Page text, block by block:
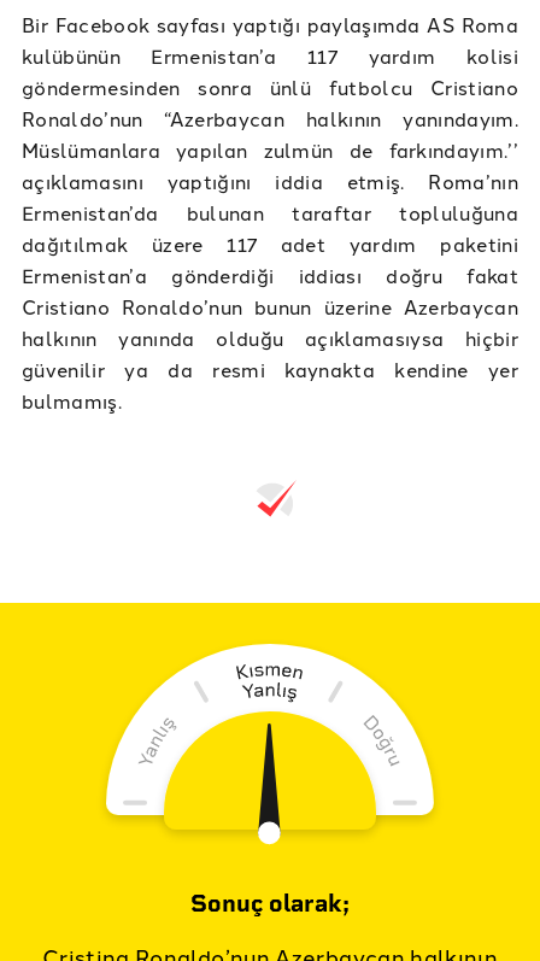
Bir Facebook sayfası yaptığı paylaşımda AS Roma
kulübünün Ermenistan’a 117 yardım kolisi
göndermesinden sonra ünlü futbolcu Cristiano
Ronaldo’nun “Azerbaycan halkının yanındayım.
Müslümanlara yapılan zulmün de farkındayım.’’
açıklamasını yaptığını iddia etmiş. Roma’nın
Ermenistan’da bulunan taraftar topluluğuna
dağıtılmak üzere 117 adet yardım paketini
Ermenistan’a gönderdiği iddiası doğru fakat
Cristiano Ronaldo’nun bunun üzerine Azerbaycan
halkının yanında olduğu açıklamasıysa hiçbir
güvenilir ya da resmi kaynakta kendine yer
bulmamış.
Sonuç olarak;